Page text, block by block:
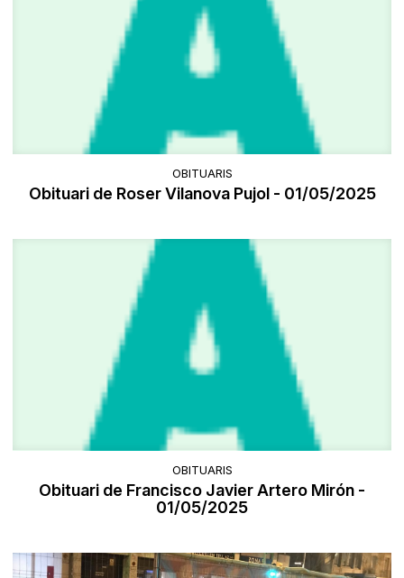
OBITUARIS
Obituari de Roser Vilanova Pujol - 01/05/2025
OBITUARIS
Obituari de Francisco Javier Artero Mirón -
01/05/2025